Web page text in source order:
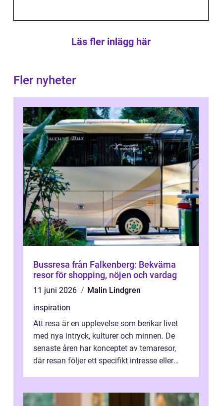
Läs fler inlägg här
Fler nyheter
Bussresa från Falkenberg: Bekväma
resor för shopping, nöjen och vardag
11 juni 2026
Malin Lindgren
inspiration
Att resa är en upplevelse som berikar livet
med nya intryck, kulturer och minnen. De
senaste åren har konceptet av temaresor,
där resan följer ett specifikt intresse eller